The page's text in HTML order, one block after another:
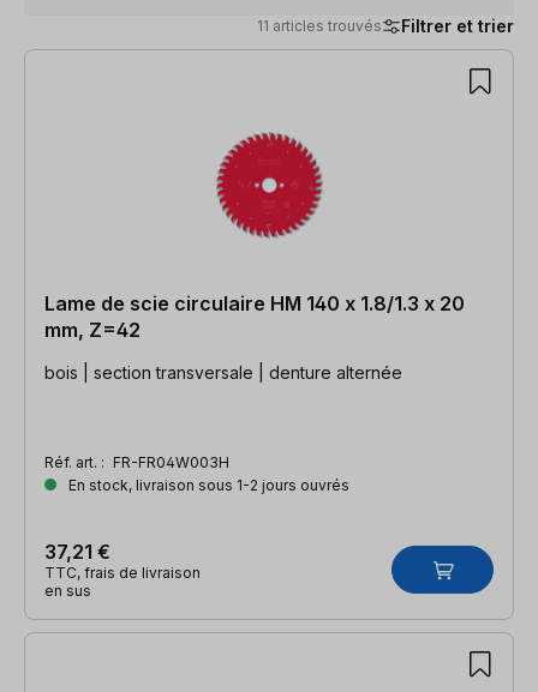
11 articles trouvés Filtrer et trier
11 articles trouvés
Lame de scie circulaire HM 140 x 1.8/1.3 x 20
mm, Z=42
bois | section transversale | denture alternée
Réf. art. : FR-FR04W003H
En stock, livraison sous 1-2 jours ouvrés
37,21 €
TTC, frais de livraison
en sus